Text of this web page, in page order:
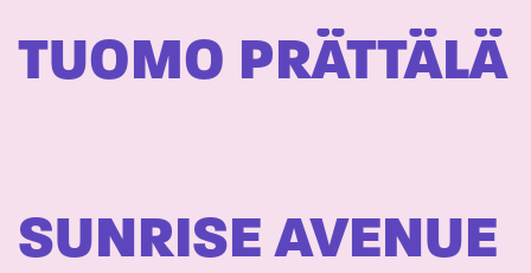
TUOMO PRÄTTÄLÄ
SUNRISE AVENUE